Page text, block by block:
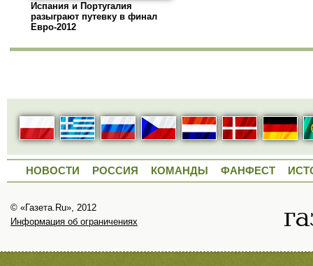
Испания и Португалия
разыграют путевку в финал
Евро-2012
НОВОСТИ РОССИЯ КОМАНДЫ ФАНФЕСТ
© «Газета.Ru», 2012
Информация об ограничениях